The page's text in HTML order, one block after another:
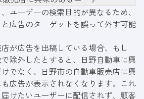
ユーザーの検索目的が異なるため、
広告のターゲットを誤って外す可能
が広告を出稿している場合、もし
で除外したとすると、日野自動車に興
でなく、日野市の自動車販売店に興
広告が表示されなくなります。これ
けたいユーザーに配信されず、顧客